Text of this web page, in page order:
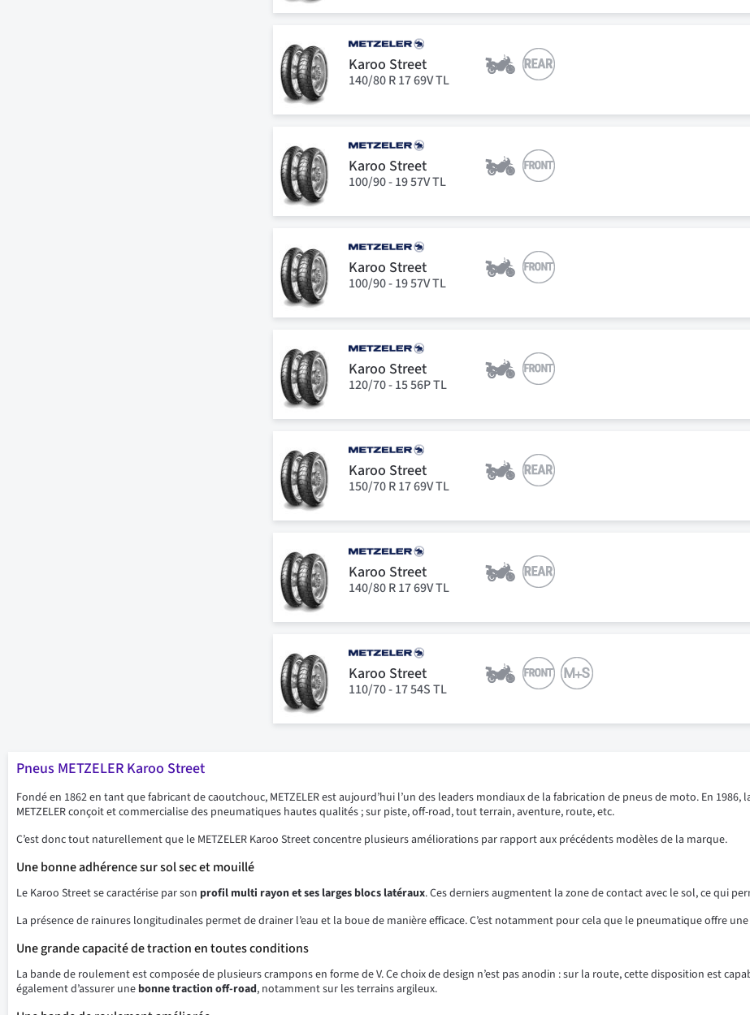
Karoo Street
140/80 R 17 69V TL
Karoo Street
100/90 - 19 57V TL
Karoo Street
100/90 - 19 57V TL
Karoo Street
120/70 - 15 56P TL
Karoo Street
150/70 R 17 69V TL
Karoo Street
140/80 R 17 69V TL
Karoo Street
110/70 - 17 54S TL
Pneus METZELER Karoo Street
Fondé en 1862 en tant que fabricant de caoutchouc, METZELER est aujourd’hui l’un des leaders mondiaux de la fabrication de pneus de moto. En
METZELER conçoit et commercialise des pneumatiques hautes qualités ; sur piste, off-road, tout terrain, aventure, route, etc.
C’est donc tout naturellement que le METZELER Karoo Street concentre plusieurs améliorations par rapport aux précédents modèles de la marque.
Une bonne adhérence sur sol sec et mouillé
Le Karoo Street se caractérise par son profil multi rayon et ses larges blocs latéraux. Ces derniers augmentent la zone de contact avec le sol, ce qui
La présence de rainures longitudinales permet de drainer l’eau et la boue de manière efficace. C’est notamment pour cela que le pneumatique offre
Une grande capacité de traction en toutes conditions
La bande de roulement est composée de plusieurs crampons en forme de V. Ce choix de design n’est pas anodin : sur la route, cette disposition est
également d’assurer une bonne traction off-road, notamment sur les terrains argileux.